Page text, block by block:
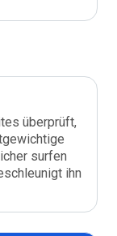
überprüft,
surfen
ihn